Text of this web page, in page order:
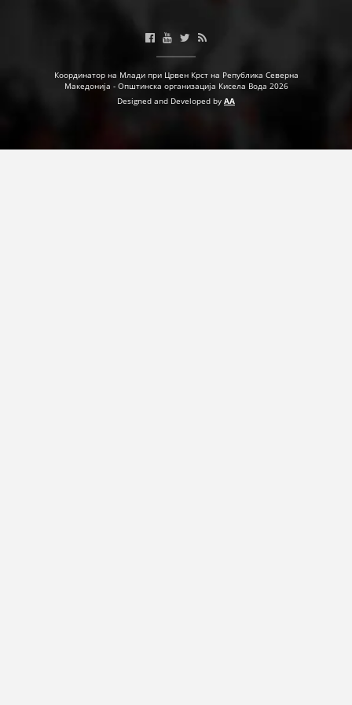
ПРИРАЧНИЦИ
Координатор на Млади при Црвен Крст на Република Северна
Македонија - Општинска организација Кисела Вода 2026
Designed and Developed by AA